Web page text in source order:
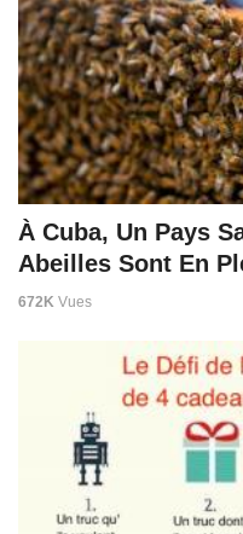
À Cuba, Un Pays
Abeilles Sont En
672K Vues